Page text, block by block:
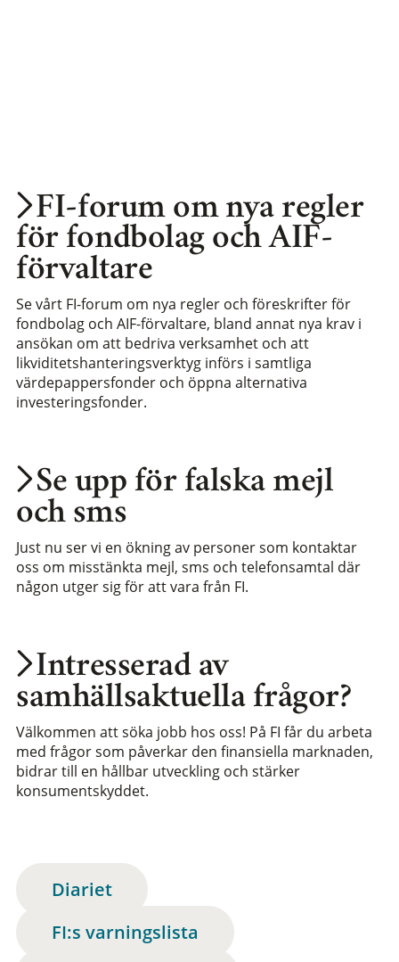
Intresserad av
samhällsaktuella frågor?
Välkommen att söka jobb hos oss! På FI får du arbeta
med frågor som påverkar den finansiella marknaden,
bidrar till en hållbar utveckling och stärker
konsumentskyddet.
Se upp för falska mejl
och sms
Just nu ser vi en ökning av personer som kontaktar
oss om misstänkta mejl, sms och telefonsamtal där
någon utger sig för att vara från FI.
FI-forum om nya regler
för fondbolag och AIF-
förvaltare
Se vårt FI-forum om nya regler och föreskrifter för
fondbolag och AIF-förvaltare, bland annat nya krav i
ansökan om att bedriva verksamhet och att
likviditetshanteringsverktyg införs i samtliga
värdepappersfonder och öppna alternativa
investeringsfonder.
Diariet
FI:s varningslista